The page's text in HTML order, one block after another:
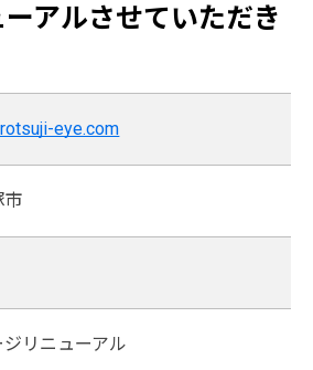
アルさせていただき
eye.com
市
リニューアル